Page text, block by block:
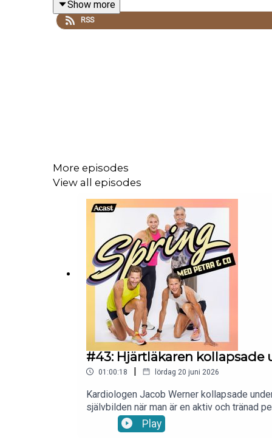
Följ Spring med Petra & CO i sociala medier:
Följ Petra:
https://www.instagram.com/
Show more
RSS
More episodes
View all episodes
#43: Hjärtläkaren kollapsade
01:00:18 | lördag 20 juni 2026
Kardiologen Jacob Werner kollapsade
självbilden när man är en aktiv och tränad
uthållighetsträning och risk, vilka
rytmrubbningar och återhämtning.
Play